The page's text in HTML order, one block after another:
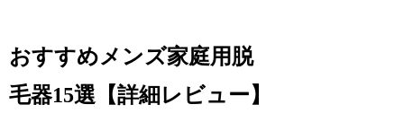
おすすめメンズ家庭用脱
毛器15選【詳細レビュー】